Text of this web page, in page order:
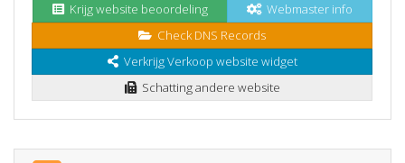
Krijg website beoordeling
Webmaster info
Check DNS Records
Verkrijg Verkoop website widget
Schatting andere website